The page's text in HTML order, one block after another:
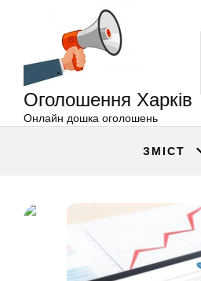
Оголошення Харків
Онлайн дошка оголошень
ЗМІСТ